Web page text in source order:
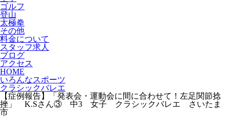
ゴルフ
登山
太極拳
その他
料金について
スタッフ求人
ブログ
アクセス
HOME
いろんなスポーツ
クラシックバレエ
【症例報告】「発表会・運動会に間に合わせて！左足関節捻
挫」 K.Sさん③ 中3 女子 クラシックバレエ さいたま
市